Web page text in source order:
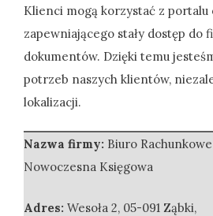
Klienci mogą korzystać z portalu
zapewniającego stały dostęp do
dokumentów. Dzięki temu
potrzeb naszych klientów,
lokalizacji.
Nazwa firmy: Biuro
Nowoczesna Księgowa
Adres: Wesoła 2, 05-091 Ząbki,